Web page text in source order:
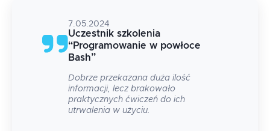
7.05.2024
Uczestnik szkolenia
“Programowanie w powłoce
Bash”
Dobrze przekazana duża ilość
informacji, lecz brakowało
praktycznych ćwiczeń do ich
utrwalenia w użyciu.